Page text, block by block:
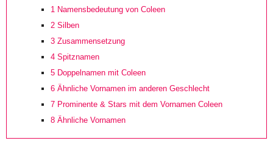
1 Namensbedeutung von Coleen
2 Silben
3 Zusammensetzung
4 Spitznamen
5 Doppelnamen mit Coleen
6 Ähnliche Vornamen im anderen Geschlecht
7 Prominente & Stars mit dem Vornamen Coleen
8 Ähnliche Vornamen